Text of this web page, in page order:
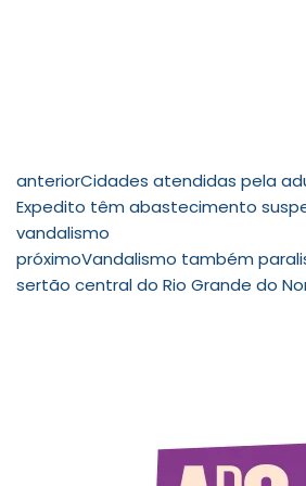
anteriorCidades atendidas pela
Expedito têm abastecimento
vandalismo
próximoVandalismo também
sertão central do Rio Grande do